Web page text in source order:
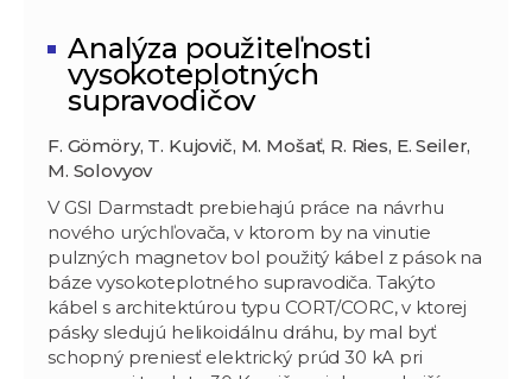
Analýza použiteľnosti
vysokoteplotných
supravodičov
F. Gömöry, T. Kujovič, M. Mošať, R. Ries, E. Seiler,
M. Solovyov
V GSI Darmstadt prebiehajú práce na návrhu
nového urýchľovača, v ktorom by na vinutie
pulzných magnetov bol použitý kábel z pások na
báze vysokoteplotného supravodiča. Takýto
kábel s architektúrou typu CORT/CORC, v ktorej
pásky sledujú helikoidálnu dráhu, by mal byť
schopný preniesť elektrický prúd 30 kA pri